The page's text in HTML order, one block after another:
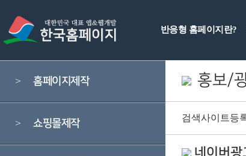
반응형 홈페이지란?
> 홈페이지제작
> 쇼핑몰제작
홍보/
검색사이트등
네이버광